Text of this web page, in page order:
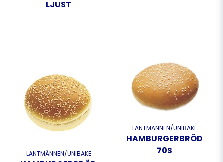
LJUST
LANTMÄNNEN/UNIBAKE
LANTMÄNNEN/UNIBAKE
HAMBURGERBRÖD
70S